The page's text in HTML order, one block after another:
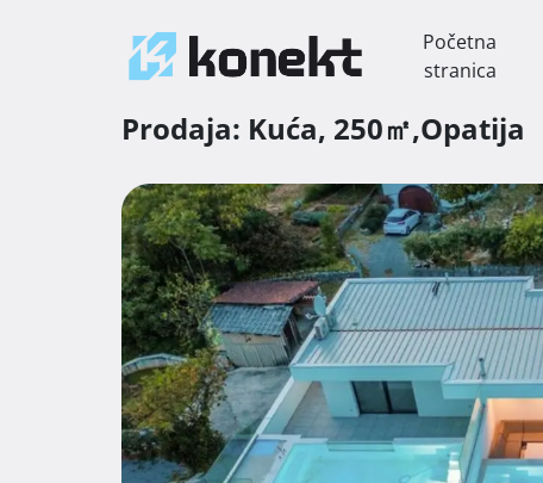
Početna
stranica
Prodaja: Kuća, 250㎡,Opatija